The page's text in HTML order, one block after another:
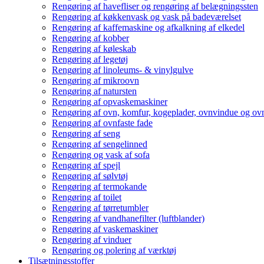
Rengøring af havefliser og rengøring af belægningssten
Rengøring af køkkenvask og vask på badeværelset
Rengøring af kaffemaskine og afkalkning af elkedel
Rengøring af kobber
Rengøring af køleskab
Rengøring af legetøj
Rengøring af linoleums- & vinylgulve
Rengøring af mikroovn
Rengøring af natursten
Rengøring af opvaskemaskiner
Rengøring af ovn, komfur, kogeplader, ovnvindue og
Rengøring af ovnfaste fade
Rengøring af seng
Rengøring af sengelinned
Rengøring og vask af sofa
Rengøring af spejl
Rengøring af sølvtøj
Rengøring af termokande
Rengøring af toilet
Rengøring af tørretumbler
Rengøring af vandhanefilter (luftblander)
Rengøring af vaskemaskiner
Rengøring af vinduer
Rengøring og polering af værktøj
Tilsætningsstoffer